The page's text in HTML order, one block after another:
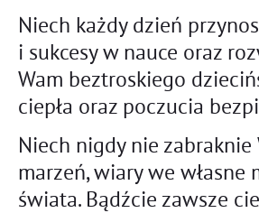
Niech każdy dzień
i sukcesy w nauce oraz
Wam beztroskiego
ciepła oraz poczucia
Niech nigdy nie
marzeń, wiary we
świata. Bądźcie zawsze